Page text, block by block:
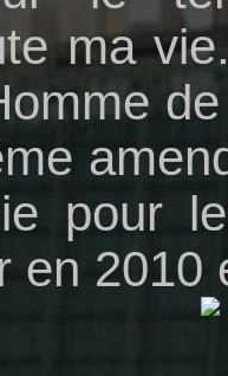
ma
pour
en 2010